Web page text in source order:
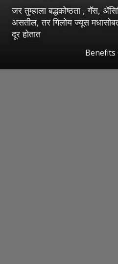
जर तुम्हाला बद्धकोष्ठता , गॅस,
असतील, तर गिलोय ज्यूस
दूर होतात
Benefits